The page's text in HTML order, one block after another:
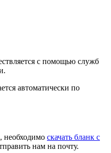
с помощью служб
автоматически по
необходимо скачать бланк с
нам на почту.